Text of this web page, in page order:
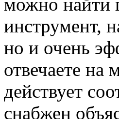
инструмент,
но и очень
отвечаете
действует
снабжен